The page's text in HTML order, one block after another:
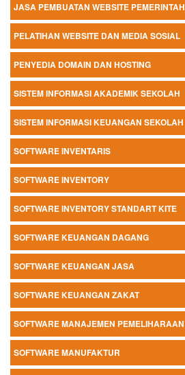
JASA PEMBUATAN WEBSITE PEMERINTAH
PELATIHAN WEBSITE DAN MEDIA SOSIAL
PENYEDIA DOMAIN DAN HOSTING
SISTEM INFORMASI AKADEMIK SEKOLAH
SISTEM INFORMASI KEUANGAN SEKOLAH
SOFTWARE INVENTARIS
SOFTWARE INVENTORY
SOFTWARE INVENTORY STANDART KITE
SOFTWARE KEUANGAN DAGANG
SOFTWARE KEUANGAN JASA
SOFTWARE KEUANGAN ZAKAT
SOFTWARE MANAJEMEN PEMELIHARAAN
SOFTWARE MANUFAKTUR